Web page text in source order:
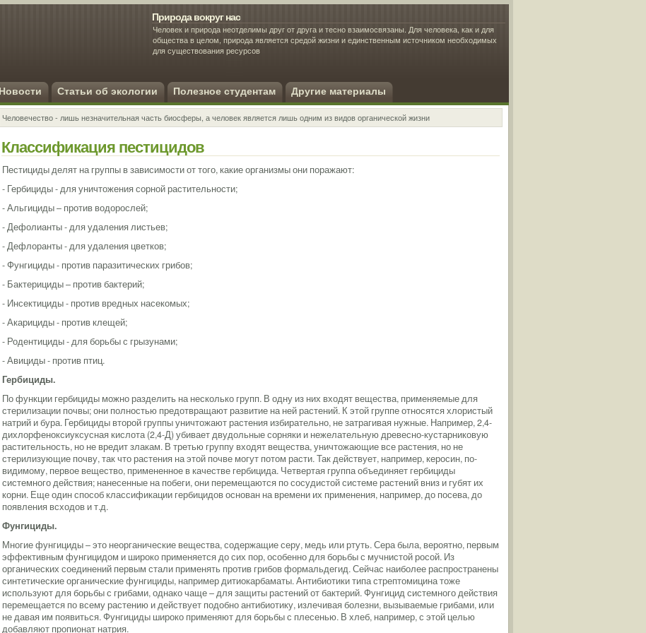
Природа вокруг нас
Человек и природа неотделимы друг от друга и тесно взаимосвязаны. Для человека, как и для
общества в целом, природа является средой жизни и единственным источником необходимых
для существования ресурсов
Новости Статьи об экологии Полезное студентам Другие материалы
Человечество - лишь незначительная часть биосферы, а человек является лишь одним из видов органической жизни
Классификация пестицидов
Пестициды делят на группы в зависимости от того, какие организмы они поражают:
- Гербициды - для уничтожения сорной растительности;
- Альгициды – против водорослей;
- Дефолианты - для удаления листьев;
- Дефлоранты - для удаления цветков;
- Фунгициды - против паразитических грибов;
- Бактерициды – против бактерий;
- Инсектициды - против вредных насекомых;
- Акарициды - против клещей;
- Родентициды - для борьбы с грызунами;
- Авициды - против птиц.
Гербициды.
По функции гербициды можно разделить на несколько групп. В одну из них входят вещества, применяемые для
стерилизации почвы; они полностью предотвращают развитие на ней растений. К этой группе относятся хлористый
натрий и бура. Гербициды второй группы уничтожают растения избирательно, не затрагивая нужные. Например, 2,4-
дихлорфеноксиуксусная кислота (2,4-Д) убивает двудольные сорняки и нежелательную древесно-кустарниковую
растительность, но не вредит злакам. В третью группу входят вещества, уничтожающие все растения, но не
стерилизующие почву, так что растения на этой почве могут потом расти. Так действует, например, керосин, по-
видимому, первое вещество, примененное в качестве гербицида. Четвертая группа объединяет гербициды
системного действия; нанесенные на побеги, они перемещаются по сосудистой системе растений вниз и губят их
корни. Еще один способ классификации гербицидов основан на времени их применения, например, до посева, до
появления всходов и т.д.
Фунгициды.
Многие фунгициды – это неорганические вещества, содержащие серу, медь или ртуть. Сера была, вероятно, первым
эффективным фунгицидом и широко применяется до сих пор, особенно для борьбы с мучнистой росой. Из
органических соединений первым стали применять против грибов формальдегид. Сейчас наиболее распространены
синтетические органические фунгициды, например дитиокарбаматы. Антибиотики типа стрептомицина тоже
используют для борьбы с грибами, однако чаще – для защиты растений от бактерий. Фунгицид системного действия
перемещается по всему растению и действует подобно антибиотику, излечивая болезни, вызываемые грибами, или
не давая им появиться. Фунгициды широко применяют для борьбы с плесенью. В хлеб, например, с этой целью
добавляют пропионат натрия.